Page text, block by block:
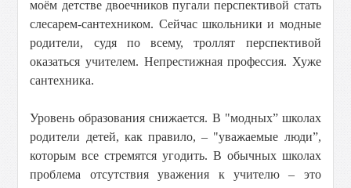
моём детстве двоечников пугали перспективой стать
слесарем-сантехником. Сейчас школьники и модные
родители, судя по всему, троллят перспективой
оказаться учителем. Непрестижная профессия. Хуже
сантехника.
Уровень образования снижается. В "модных” школах
родители детей, как правило, – "уважаемые люди”,
которым все стремятся угодить. В обычных школах
проблема отсутствия уважения к учителю – это